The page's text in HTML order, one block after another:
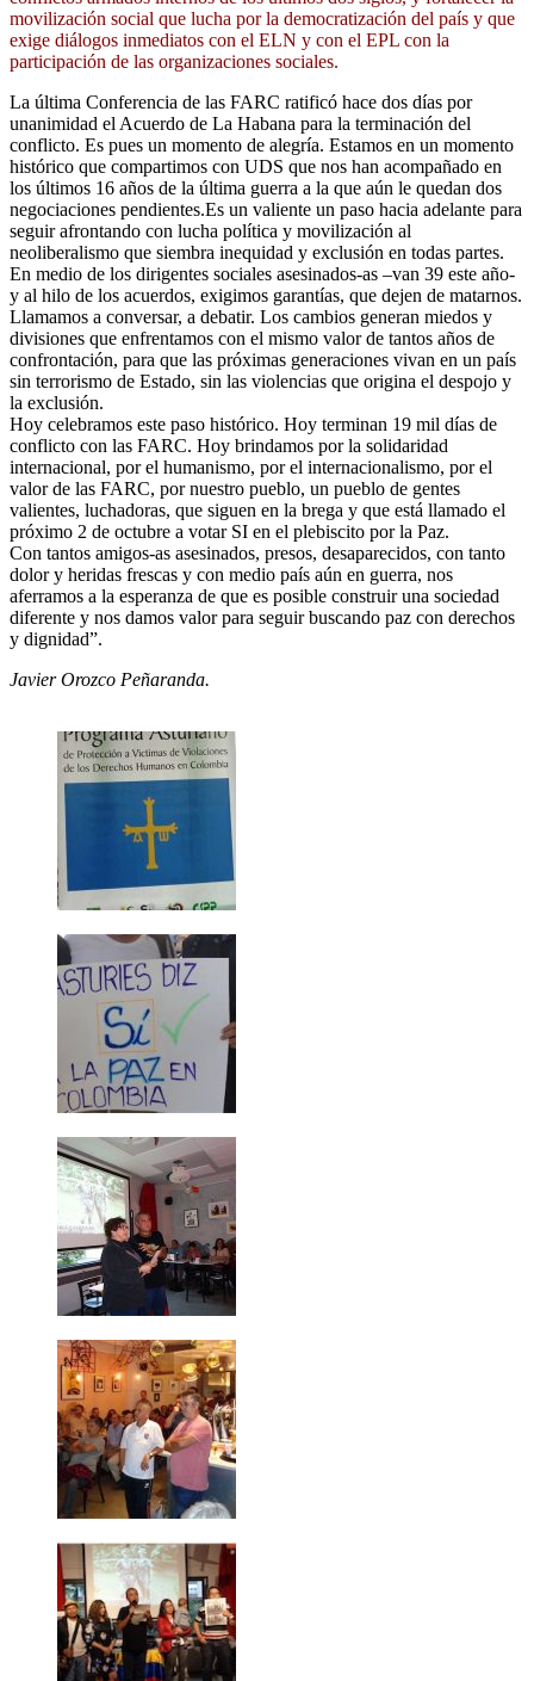
movilización social que lucha por la democratización del país y que
exige diálogos inmediatos con el ELN y con el EPL con la
participación de las organizaciones sociales.
La última Conferencia de las FARC ratificó hace dos días por
unanimidad el Acuerdo de La Habana para la terminación del
conflicto. Es pues un momento de alegría. Estamos en un momento
histórico que compartimos con UDS que nos han acompañado en
los últimos 16 años de la última guerra a la que aún le quedan dos
negociaciones pendientes.Es un valiente un paso hacia adelante para
seguir afrontando con lucha política y movilización al
neoliberalismo que siembra inequidad y exclusión en todas partes.
En medio de los dirigentes sociales asesinados-as –van 39 este año-
y al hilo de los acuerdos, exigimos garantías, que dejen de matarnos.
Llamamos a conversar, a debatir. Los cambios generan miedos y
divisiones que enfrentamos con el mismo valor de tantos años de
confrontación, para que las próximas generaciones vivan en un país
sin terrorismo de Estado, sin las violencias que origina el despojo y
la exclusión.
Hoy celebramos este paso histórico. Hoy terminan 19 mil días de
conflicto con las FARC. Hoy brindamos por la solidaridad
internacional, por el humanismo, por el internacionalismo, por el
valor de las FARC, por nuestro pueblo, un pueblo de gentes
valientes, luchadoras, que siguen en la brega y que está llamado el
próximo 2 de octubre a votar SI en el plebiscito por la Paz.
Con tantos amigos-as asesinados, presos, desaparecidos, con tanto
dolor y heridas frescas y con medio país aún en guerra, nos
aferramos a la esperanza de que es posible construir una sociedad
diferente y nos damos valor para seguir buscando paz con derechos
y dignidad”.
Javier Orozco Peñaranda.